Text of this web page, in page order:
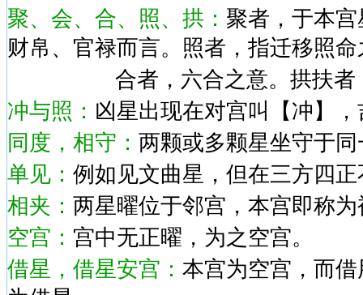
聚、会、合、照、拱： 聚者，于本
财帛、官禄而言。照者，指迁移照
合者，六合之意。拱扶者，
冲与照： 凶星出现在对宫叫【冲】
同度，相守 ： 两颗或多颗星坐守于
单见 ： 例如见文曲星，但在三方四
相夹 ： 两星曜位于邻宫，本宫即称
空宫 ： 宫中无正曜，为之空宫。
借星，借星安宫 ： 本宫为空宫，而